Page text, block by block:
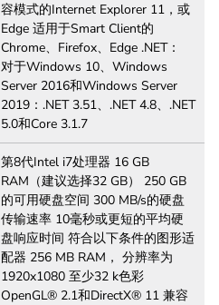
容模式的Internet Explorer 11，或
Edge 适用于Smart Client的
Chrome、Firefox、Edge .NET：
对于Windows 10、Windows
Server 2016和Windows Server
2019：.NET 3.51、.NET 4.8、.NET
5.0和Core 3.1.7
第8代Intel i7处理器 16 GB
RAM（建议选择32 GB） 250 GB
的可用硬盘空间 300 MB/s的硬盘
传输速率 10毫秒或更短的平均硬
盘响应时间 符合以下条件的图形适
配器 256 MB RAM， 分辨率为
1920x1080 至少32 k色彩
OpenGL® 2.1和DirectX® 11 兼容